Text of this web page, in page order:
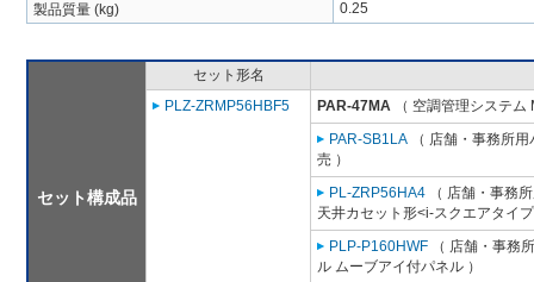
製品質量 (kg)
0.25
セット構成品
セット形名
PLZ-ZRMP56HBF5
PAR-47MA （ 空調管理システム
PAR-SB1LA （ 店舗・事務所
売 ）
PL-ZRP56HA4 （ 店舗・事務
天井カセット形<i-スクエアタイ
PLP-P160HWF （ 店舗・事務
ル ムーブアイ付パネル ）